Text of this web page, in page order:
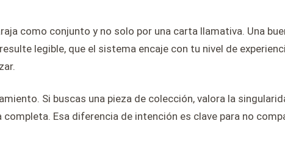
como conjunto y no solo por una carta llamativa. Una
legible, que el sistema encaje con tu nivel de
Si buscas una pieza de colección, valora la
Esa diferencia de intención es clave para no